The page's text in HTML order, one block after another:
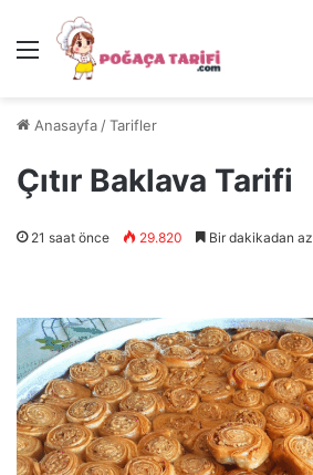
Menü
Anasayfa /Tarifler
Çıtır Baklava Tarifi
21 saat önce 29.820 Bir dakikadan az